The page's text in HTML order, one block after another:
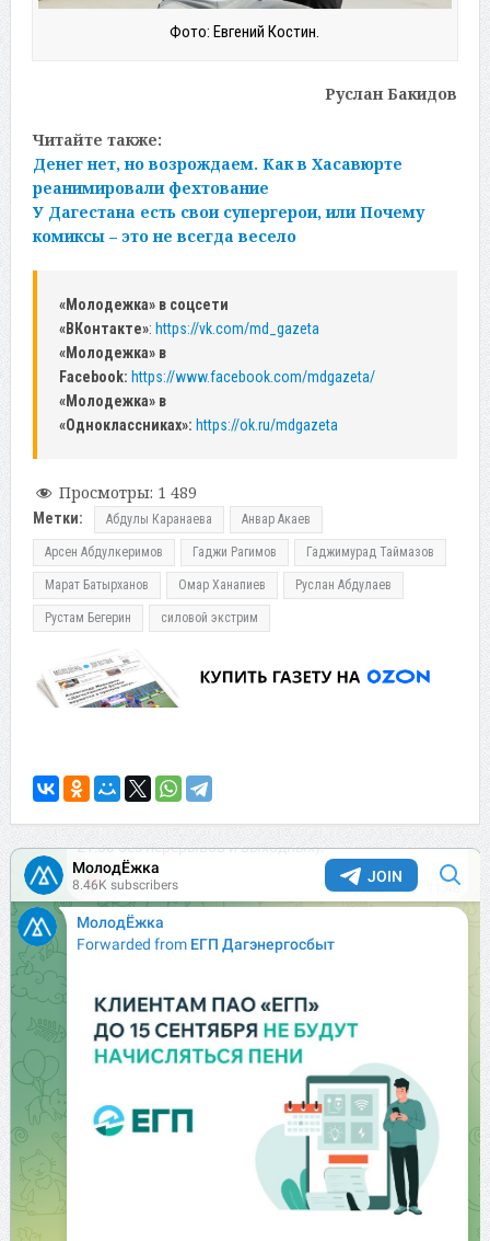
Фото: Евгений Костин.
Руслан Бакидов
Читайте также:
Денег нет, но возрождаем. Как в Хасавюрте
реанимировали фехтование
У Дагестана есть свои супергерои, или Почему
комиксы – это не всегда весело
«Молодежка» в соцсети
«ВКонтакте»: https://vk.com/md_gazeta
«Молодежка» в
Facebook: https://www.facebook.com/mdgazeta/
«Молодежка» в
«Одноклассниках»: https://ok.ru/mdgazeta
Просмотры: 1 489
Метки: Абдулы Каранаева Анвар Акаев
Арсен Абдулкеримов Гаджи Рагимов Гаджимурад Таймазов
Марат Батырханов Омар Ханапиев Руслан Абдулаев
Рустам Бегерин силовой экстрим